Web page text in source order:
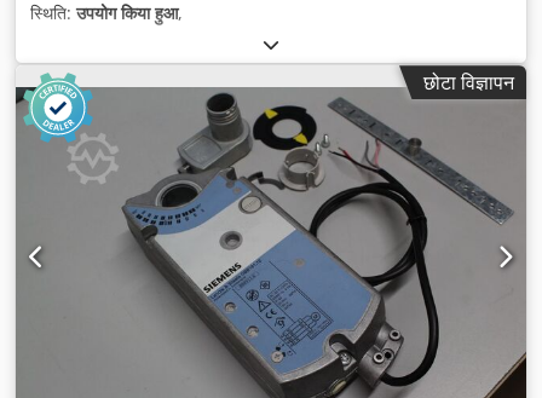
स्थिति:उपयोग किया हुआ,
छोटा विज्ञापन